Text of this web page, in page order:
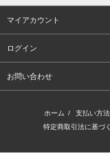
マイアカウント
ログイン
お問い合わせ
ホーム / 支払い方
特定商取引法に基づ